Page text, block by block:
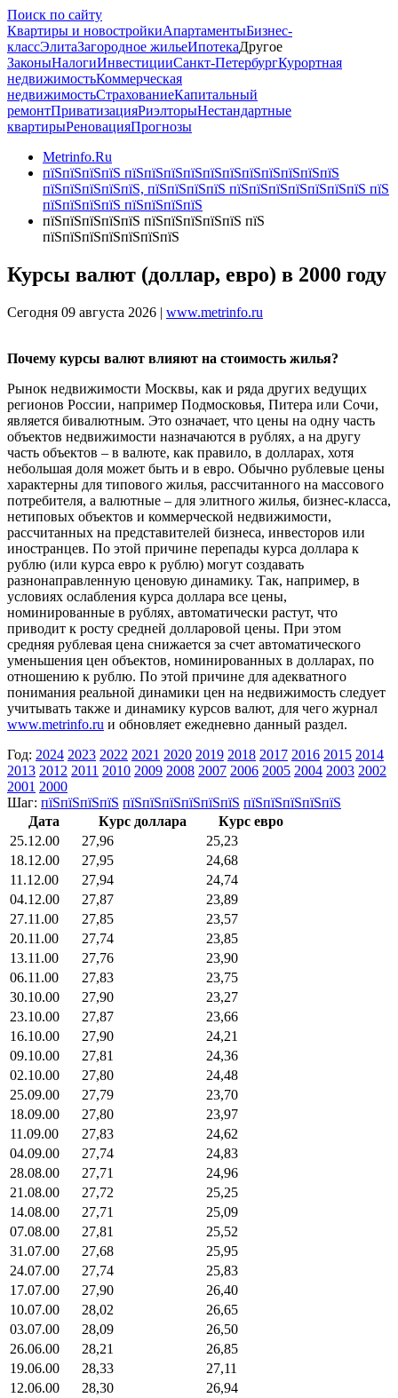
Поиск по сайту
Квартиры и новостройкиАпартаментыБизнес-
классЭлитаЗагородное жильеИпотекаДругое
ЗаконыНалогиИнвестицииСанкт-ПетербургКурортная
недвижимостьКоммерческая
недвижимостьСтрахованиеКапитальный
ремонтПриватизацияРиэлторыНестандартные
квартирыРеновацияПрогнозы
Metrinfo.Ru
пїЅпїЅпїЅпїЅ пїЅпїЅпїЅпїЅпїЅпїЅпїЅпїЅпїЅпїЅпїЅ
пїЅпїЅпїЅпїЅпїЅ, пїЅпїЅпїЅпїЅ пїЅпїЅпїЅпїЅпїЅпїЅпїЅ пїЅ
пїЅпїЅпїЅпїЅ пїЅпїЅпїЅпїЅ
пїЅпїЅпїЅпїЅпїЅ пїЅпїЅпїЅпїЅпїЅ пїЅ
пїЅпїЅпїЅпїЅпїЅпїЅпїЅ
Курсы валют (доллар, евро) в 2000 году
Сегодня 09 августа 2026 | www.metrinfo.ru
Почему курсы валют влияют на стоимость жилья?
Рынок недвижимости Москвы, как и ряда других ведущих
регионов России, например Подмосковья, Питера или Сочи,
является бивалютным. Это означает, что цены на одну часть
объектов недвижимости назначаются в рублях, а на другу
часть объектов – в валюте, как правило, в долларах, хотя
небольшая доля может быть и в евро. Обычно рублевые цены
характерны для типового жилья, рассчитанного на массового
потребителя, а валютные – для элитного жилья, бизнес-класса,
нетиповых объектов и коммерческой недвижимости,
рассчитанных на представителей бизнеса, инвесторов или
иностранцев. По этой причине перепады курса доллара к
рублю (или курса евро к рублю) могут создавать
разнонаправленную ценовую динамику. Так, например, в
условиях ослабления курса доллара все цены,
номинированные в рублях, автоматически растут, что
приводит к росту средней долларовой цены. При этом
средняя рублевая цена снижается за счет автоматического
уменьшения цен объектов, номинированных в долларах, по
отношению к рублю. По этой причине для адекватного
понимания реальной динамики цен на недвижимость следует
учитывать также и динамику курсов валют, для чего журнал
www.metrinfo.ru и обновляет ежедневно данный раздел.
Год: 2024 2023 2022 2021 2020 2019 2018 2017 2016 2015 2014
2013 2012 2011 2010 2009 2008 2007 2006 2005 2004 2003 2002
2001 2000
Шаг: пїЅпїЅпїЅпїЅ пїЅпїЅпїЅпїЅпїЅпїЅ пїЅпїЅпїЅпїЅпїЅ
Дата
Курс доллара
Курс евро
25.12.00
27,96
25,23
18.12.00
27,95
24,68
11.12.00
27,94
24,74
04.12.00
27,87
23,89
27.11.00
27,85
23,57
20.11.00
27,74
23,85
13.11.00
27,76
23,90
06.11.00
27,83
23,75
30.10.00
27,90
23,27
23.10.00
27,87
23,66
16.10.00
27,90
24,21
09.10.00
27,81
24,36
02.10.00
27,80
24,48
25.09.00
27,79
23,70
18.09.00
27,80
23,97
11.09.00
27,83
24,62
04.09.00
27,74
24,83
28.08.00
27,71
24,96
21.08.00
27,72
25,25
14.08.00
27,71
25,09
07.08.00
27,81
25,52
31.07.00
27,68
25,95
24.07.00
27,74
25,83
17.07.00
27,90
26,40
10.07.00
28,02
26,65
03.07.00
28,09
26,50
26.06.00
28,21
26,85
19.06.00
28,33
27,11
12.06.00
28,30
26,94